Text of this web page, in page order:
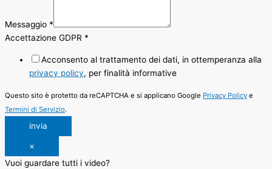
Messaggio *
Accettazione GDPR *
Acconsento al trattamento dei dati, in ottemperanza alla
privacy policy, per finalità informative
Questo sito è protetto da reCAPTCHA e si applicano Google Privacy Policy e
Termini di Servizio.
invia
×
Vuoi guardare tutti i video?